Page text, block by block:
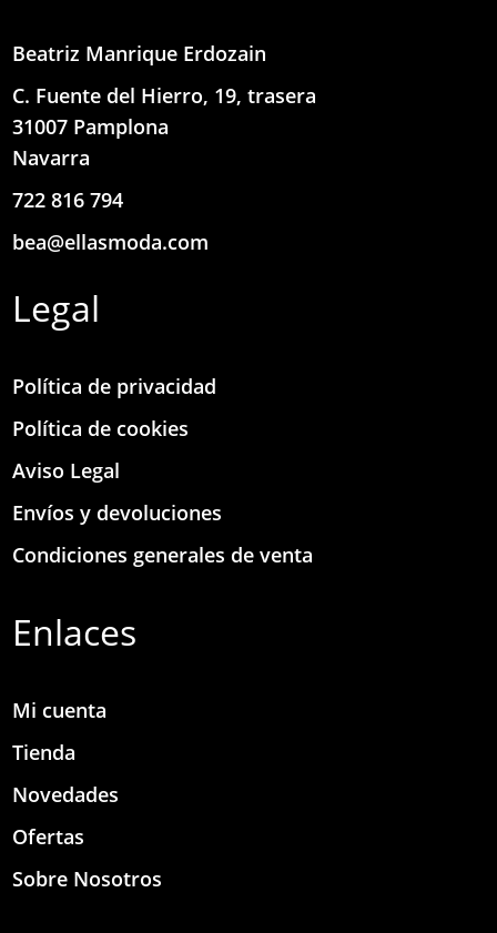
Beatriz Manrique Erdozain
C. Fuente del Hierro, 19, trasera
31007 Pamplona
Navarra
722 816 794
bea@ellasmoda.com
Legal
Política de privacidad
Política de cookies
Aviso Legal
Envíos y devoluciones
Condiciones generales de venta
Enlaces
Mi cuenta
Tienda
Novedades
Ofertas
Sobre Nosotros